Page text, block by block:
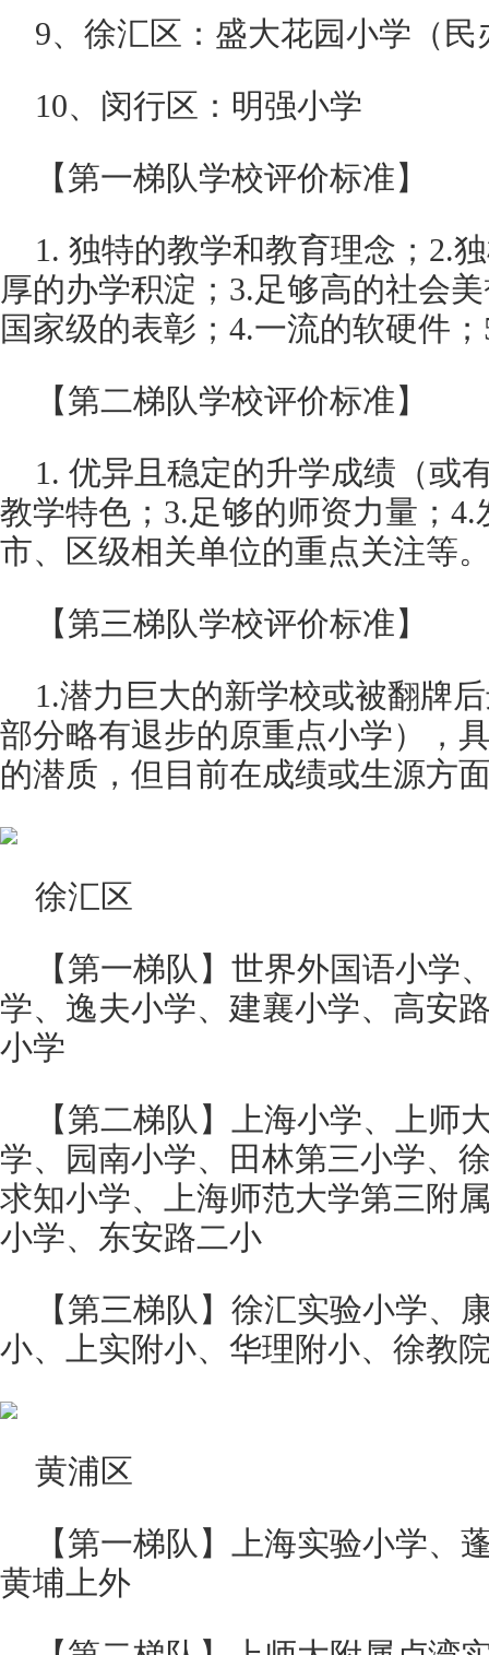
9、徐汇区：盛大花园小学（民
10、闵行区：明强小学
【第一梯队学校评价标准】
1. 独特的教学和教育理念；2.
厚的办学积淀；3.足够高的社会
国家级的表彰；4.一流的软硬件
【第二梯队学校评价标准】
1. 优异且稳定的升学成绩（或
教学特色；3.足够的师资力量；
市、区级相关单位的重点关注等
【第三梯队学校评价标准】
1.潜力巨大的新学校或被翻牌
部分略有退步的原重点小学），
的潜质，但目前在成绩或生源方
徐汇区
【第一梯队】世界外国语小学
学、逸夫小学、建襄小学、高安
小学
【第二梯队】上海小学、上师
学、园南小学、田林第三小学、
求知小学、上海师范大学第三附
小学、东安路二小
【第三梯队】徐汇实验小学、
小、上实附小、华理附小、徐教
黄浦区
【第一梯队】上海实验小学、
黄埔上外